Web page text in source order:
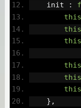
    init
:
this
this
this
this
this
this
},